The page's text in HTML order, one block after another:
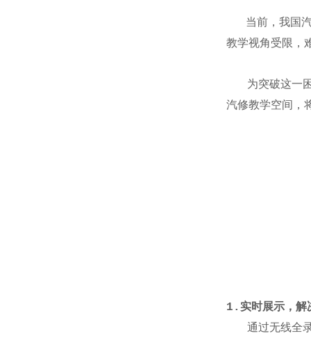
当前，我国汽
教学视角受限，
为突破这一困
汽修教学空间，
1. 实时展示，解
通过无线全录